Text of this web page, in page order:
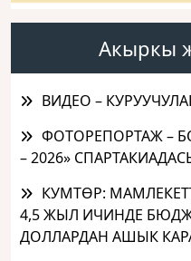
Акыркы
ВИДЕО –
ФОТОРЕПОРТАЖ –
– 2026»
КУМТӨР:
4,5 ЖЫЛ ИЧИНДЕ
ДОЛЛАРДАН АШЫК